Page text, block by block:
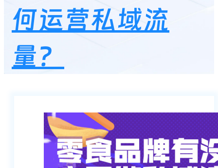
何运营私域流
量？